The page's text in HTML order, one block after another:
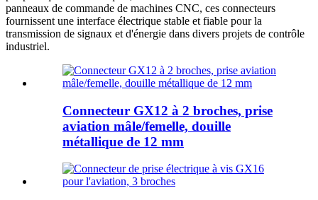
panneaux de commande de machines CNC, ces connecteurs
fournissent une interface électrique stable et fiable pour la
transmission de signaux et d'énergie dans divers projets de contrôle
industriel.
Connecteur GX12 à 2 broches, prise
aviation mâle/femelle, douille
métallique de 12 mm